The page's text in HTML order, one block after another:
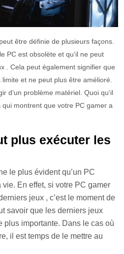
peut être définie de plusieurs façons.
le PC est obsolète et qu‘il ne peut
. Cela peut également signifier que
limite et ne peut plus être amélioré.
ir d‘un problème matériel. Quoi qu‘il
qui montrent que votre PC gamer a
plus exécuter les
le plus évident qu’un PC
En effet, si votre PC gamer
jeux , c’est le moment de
savoir que les derniers jeux
plus importante. Dans le cas où
il est temps de le mettre au